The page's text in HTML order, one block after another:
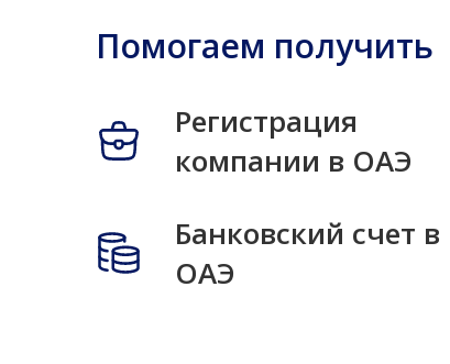
Помогаем получить
Регистрация
компании в ОАЭ
Банковский счет в
ОАЭ